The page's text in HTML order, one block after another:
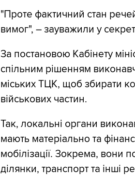
"Проте фактичний стан
вимог", – зауважили у
За постановою Кабінету
спільним рішенням
міських ТЦК, щоб збирати
військових частин.
Так, локальні органи
мають матеріально та
мобілізації. Зокрема, вони
ділянки, транспорт та інші